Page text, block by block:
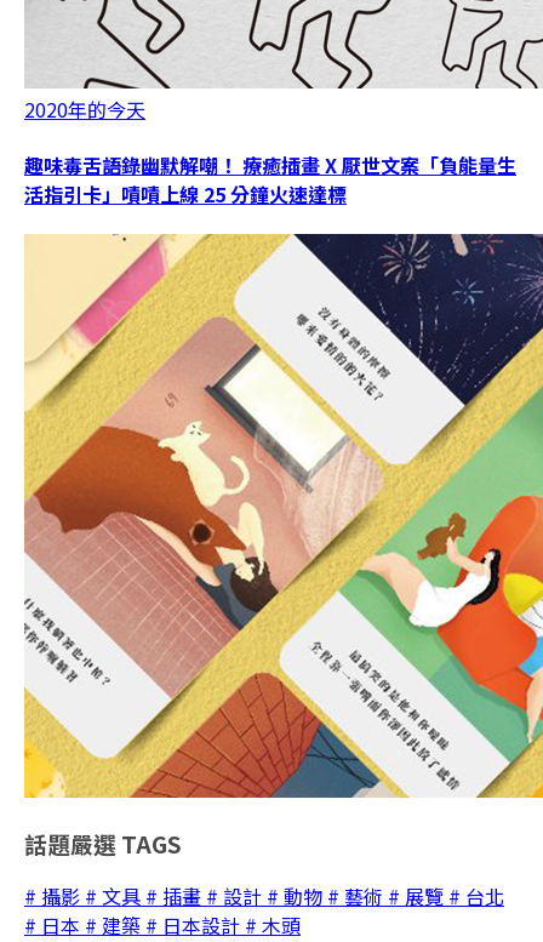
2020年的今天
趣味毒舌語錄幽默解嘲！ 療癒插畫 X 厭世文案「負能量生
活指引卡」嘖嘖上線 25 分鐘火速達標
話題嚴選 TAGS
# 攝影 # 文具 # 插畫 # 設計 # 動物 # 藝術 # 展覽 # 台北
# 日本 # 建築 # 日本設計 # 木頭